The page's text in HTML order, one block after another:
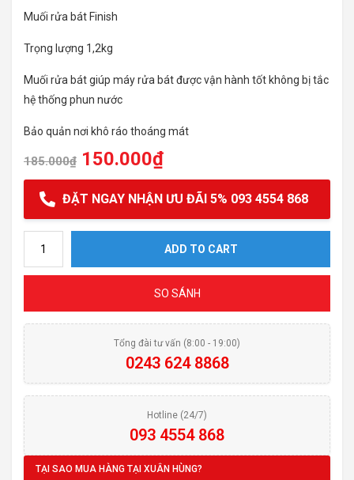
Muối rửa bát Finish
Trọng lượng 1,2kg
Muối rửa bát giúp máy rửa bát được vận hành tốt không bị tắc
hệ thống phun nước
Bảo quản nơi khô ráo thoáng mát
185.000₫ 150.000₫
ĐẶT NGAY NHẬN ƯU ĐÃI 5% 093 4554 868
ADD TO CART
SO SÁNH
Tổng đài tư vấn (8:00 - 19:00)
0243 624 8868
Hotline (24/7)
093 4554 868
TẠI SAO MUA HÀNG TẠI XUÂN HÙNG?